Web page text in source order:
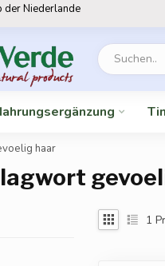
der Niederlande
haar
1